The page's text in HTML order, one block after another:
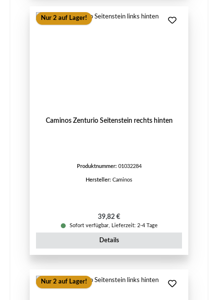
Nur 2 auf Lager!
Caminos Zenturio Seitenstein rechts hinten
Produktnummer: 01032284
Hersteller: Caminos
Regulärer Preis:
39,82 €
Sofort verfügbar, Lieferzeit: 2-4 Tage
Details
Nur 2 auf Lager!